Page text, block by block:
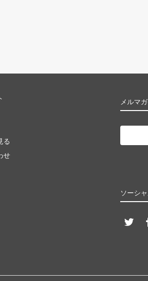
メルマ
る
せ
ソーシ